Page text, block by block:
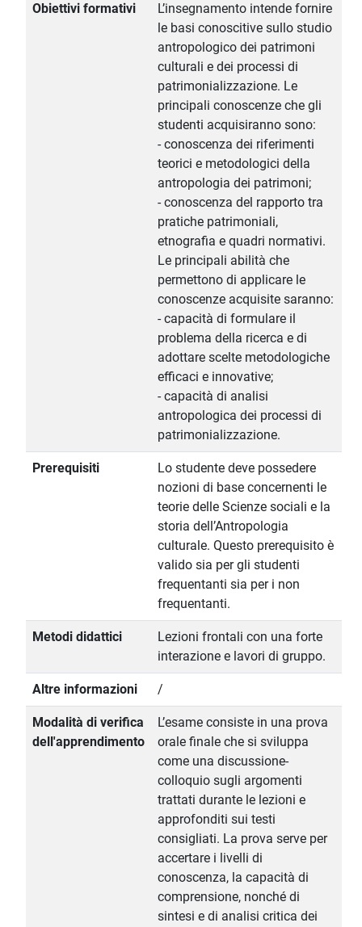
Obiettivi formativi
L’insegnamento intende fornire
le basi conoscitive sullo studio
antropologico dei patrimoni
culturali e dei processi di
patrimonializzazione. Le
principali conoscenze che gli
studenti acquisiranno sono:
- conoscenza dei riferimenti
teorici e metodologici della
antropologia dei patrimoni;
- conoscenza del rapporto tra
pratiche patrimoniali,
etnografia e quadri normativi.
Le principali abilità che
permettono di applicare le
conoscenze acquisite saranno:
- capacità di formulare il
problema della ricerca e di
adottare scelte metodologiche
efficaci e innovative;
- capacità di analisi
antropologica dei processi di
patrimonializzazione.
Prerequisiti
Lo studente deve possedere
nozioni di base concernenti le
teorie delle Scienze sociali e la
storia dell’Antropologia
culturale. Questo prerequisito è
valido sia per gli studenti
frequentanti sia per i non
frequentanti.
Metodi didattici
Lezioni frontali con una forte
interazione e lavori di gruppo.
Altre informazioni /
Modalità di verifica
dell'apprendimento
L’esame consiste in una prova
orale finale che si sviluppa
come una discussione-
colloquio sugli argomenti
trattati durante le lezioni e
approfonditi sui testi
consigliati. La prova serve per
accertare i livelli di
conoscenza, la capacità di
comprensione, nonché di
sintesi e di analisi critica dei